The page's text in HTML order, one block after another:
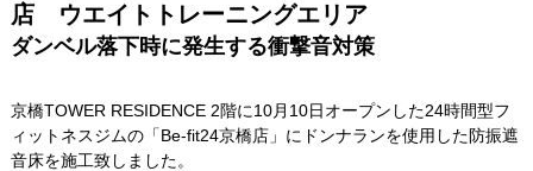
店 ウエイトトレーニングエリア
ダンベル落下時に発生する衝撃音対策
京橋TOWER RESIDENCE 2階に10月10日オープンした24時間型フ
ィットネスジムの「Be-fit24京橋店」にドンナランを使用した防振遮
音床を施工致しました。